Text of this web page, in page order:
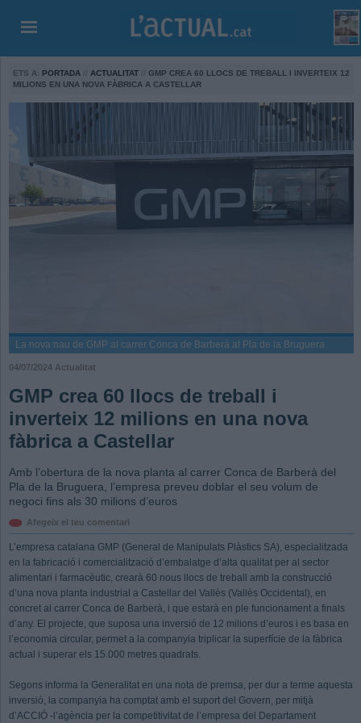
ETS A: PORTADA // ACTUALITAT // GMP CREA 60 LLOCS DE TREBALL I INVERTEIX 12
MILIONS EN UNA NOVA FÀBRICA A CASTELLAR
La nova nau de GMP al carrer Conca de Barberà al Pla de la Bruguera
04/07/2024 Actualitat
GMP crea 60 llocs de treball i
inverteix 12 milions en una nova
fàbrica a Castellar
Amb l’obertura de la nova planta al carrer Conca de Barberà del
Pla de la Bruguera, l’empresa preveu doblar el seu volum de
negoci fins als 30 milions d’euros
Afegeix el teu comentari
L’empresa catalana GMP (General de Manipulats Plàstics SA), especialitzada
en la fabricació i comercialització d’embalatge d’alta qualitat per al sector
alimentari i farmacèutic, crearà 60 nous llocs de treball amb la construcció
d’una nova planta industrial a Castellar del Vallès (Vallès Occidental), en
concret al carrer Conca de Barberà, i que estarà en ple funcionament a finals
d’any. El projecte, que suposa una inversió de 12 milions d’euros i es basa en
l’economia circular, permet a la companyia triplicar la superfície de la fàbrica
actual i superar els 15.000 metres quadrats.
Segons informa la Generalitat en una nota de premsa, per dur a terme aquesta
inversió, la companyia ha comptat amb el suport del Govern, per mitjà
d’ACCIÓ -l’agència per la competitivitat de l’empresa del Departament